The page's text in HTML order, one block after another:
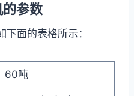
参数
面的表格所示：
60吨